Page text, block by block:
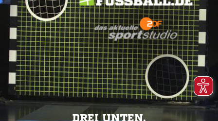
DREI UNTEN.